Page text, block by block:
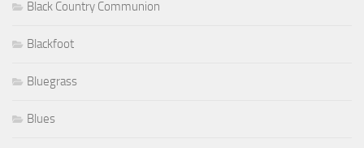
Black Country Communion
Blackfoot
Bluegrass
Blues